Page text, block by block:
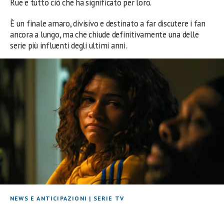
Rue e tutto ciò che ha significato per loro.
È un finale amaro, divisivo e destinato a far discutere i fan
ancora a lungo, ma che chiude definitivamente una delle
serie più influenti degli ultimi anni.
NEWS E ANTICIPAZIONI | SERIE TV